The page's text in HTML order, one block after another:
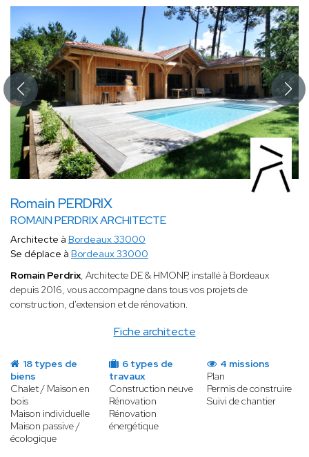
Romain PERDRIX
ROMAIN PERDRIX ARCHITECTE
Fiche architecte
Architecte à Bordeaux 33000
Se déplace à Bordeaux 33000
Romain Perdrix, Architecte DE & HMONP, installé à Bordeaux
depuis 2016, vous accompagne dans tous vos projets de
construction, d'extension et de rénovation.
18 types de
biens
Chalet / Maison en
bois
Maison individuelle
Maison passive /
écologique
6 types de
travaux
Construction neuve
Rénovation
Rénovation
énergétique
4 missions
Plan
Permis de construire
Suivi de chantier